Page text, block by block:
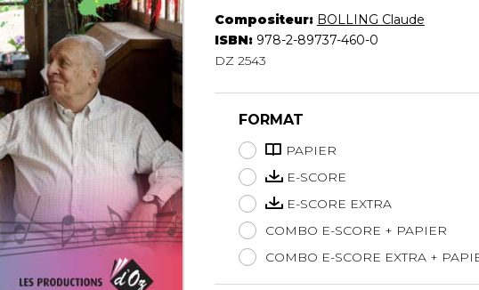
Hautbois
Luth
Mandoline
Piano
Saxophone
Trombone
Trompette
Tuba
Ukulélé
Violon
Violoncelle
Compositeur: BOLLING Claude
ISBN: 978-2-89737-460-0
DZ 2543
FORMAT
PAPIER
E-SCORE
E-SCORE EXTRA
COMBO E-SCORE + PAPIER
COMBO E-SCORE EXTRA +